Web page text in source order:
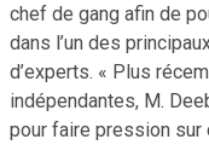
chef de gang afin de
dans l’un des
d’experts. « Plus
indépendantes, M.
pour faire pression sur